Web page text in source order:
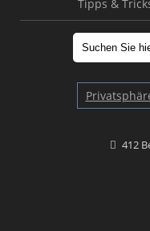
Tipps &
412